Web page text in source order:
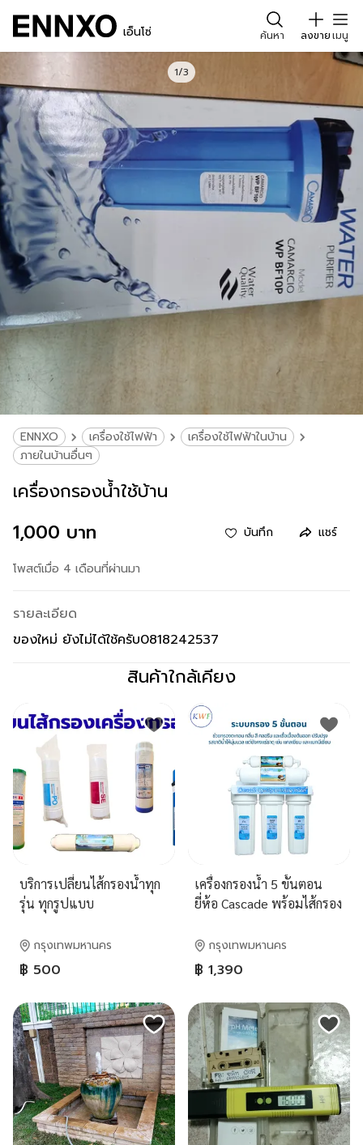
เอ็นโซ่ ค้นหา ลงขายเมนู
1/3
ENNXO เครื่องใช้ไฟฟ้า
เครื่องใช้ไฟฟ้าในบ้าน
ภายในบ้านอื่นๆ
เครื่องกรองน้ำใช้บ้าน
1,000 บาท
บันทึก แชร์
โพสต์เมื่อ 4 เดือนที่ผ่านมา
รายละเอียด
ของใหม่ ยังไม่ได้ใช้ครับ0818242537
สินค้าใกล้เคียง
บริการเปลี่ยนไส้กรองน้ำทุก
รุ่น ทุกรูปแบบ
กรุงเทพมหานคร
฿ 500
เครื่องกรองน้ำ 5 ขั้นตอน
ยี่ห้อ Cascade พร้อมไส้กรอง
กรุงเทพมหานคร
฿ 1,390